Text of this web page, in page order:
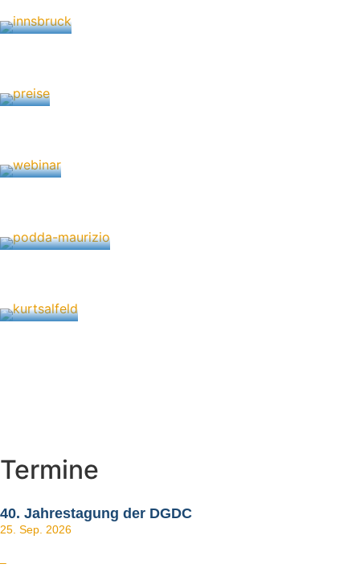
Termine
40. Jahrestagung der DGDC
25. Sep. 2026
–